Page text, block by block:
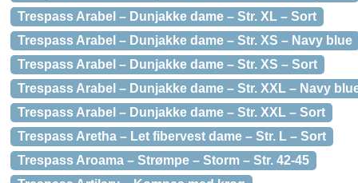
Trespass Arabel – Dunjakke dame – Str. XL – Sort
Trespass Arabel – Dunjakke dame – Str. XS – Navy blue
Trespass Arabel – Dunjakke dame – Str. XS – Sort
Trespass Arabel – Dunjakke dame – Str. XXL – Navy
Trespass Arabel – Dunjakke dame – Str. XXL – Sort
Trespass Aretha – Let fibervest dame – Str. L – Sort
Trespass Aroama – Strømpe – Storm – Str. 42-45